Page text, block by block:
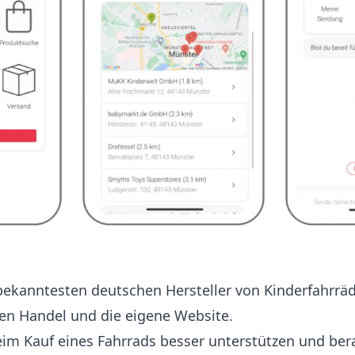
deutschen Hersteller von
Handel und die eigene Website.
Kauf eines Fahrrads besser unterstützen und